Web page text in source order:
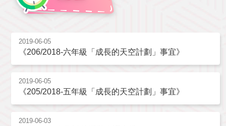
2019-06-05
《206/2018-六年級「成長的天空計劃」事宜》
2019-06-05
《205/2018-五年級「成長的天空計劃」事宜》
2019-06-03